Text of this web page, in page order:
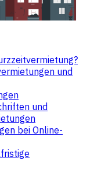
und
und
bei Online-